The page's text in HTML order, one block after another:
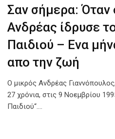
Σαν σήμερα: Όταν
Ανδρέας ίδρυσε
Παιδιού – Ενα
απο την ζωή
Ο μικρός Ανδρέας
27 χρόνια, στις 9 Νοεμβρίου
Παιδιού“.…